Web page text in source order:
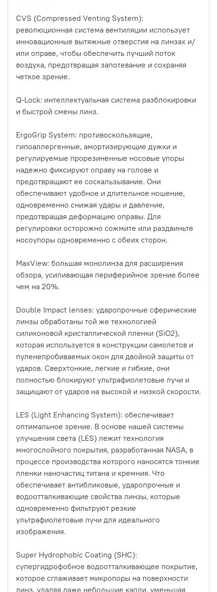
CVS (Compressed Venting System):
революционная система вентиляции использует
инновационные вытяжные отверстия на линзах и/
или оправе, чтобы обеспечить лучший поток
воздуха, предотвращая запотевание и сохраняя
четкое зрение.
Q-Lock: интеллектуальная система разблокировки
и быстрой смены линз.
ErgoGrip System: противоскользящие,
гипоаллергенные, амортизирующие дужки и
регулируемые прорезиненные носовые упоры
надежно фиксируют оправу на голове и
предотвращают ее соскальзывание. Они
обеспечивают удобное и длительное ношение,
одновременно снижая удары и давление,
предотвращая деформацию оправы. Для
регулировки осторожно сожмите или раздвиньте
носоупоры одновременно с обеих сторон.
MaxView: большая монолинза для расширения
обзора, усиливающая периферийное зрение более
чем на 20%.
Double Impact lenses: ударопрочные сферические
линзы обработаны той же технологией
силиконовой кристаллической пленки (SiO2),
которая используется в конструкции самолетов и
пуленепробиваемых окон для двойной защиты от
ударов. Сверхтонкие, легкие и гибкие, они
полностью блокируют ультрафиолетовые лучи и
защищают от ударов на высокой и низкой скорости.
LES (Light Enhancing System): обеспечивает
оптимальное зрение. В основе нашей системы
улучшения света (LES) лежит технология
многослойного покрытия, разработанная NASA, в
процессе производства которого наносятся тонкие
пленки наночастиц титана и кремния. Что
обеспечивает антибликовые, ударопрочные и
водоотталкивающие свойства линзы, которые
одновременно фильтруют резкие
ультрафиолетовые лучи для идеального
изображения.
Super Hydrophobic Coating (SHC):
супергидрофобное водоотталкивающее покрытие,
которое сглаживает микропоры на поверхности
линз, удаляя даже небольшие капли, уменьшая